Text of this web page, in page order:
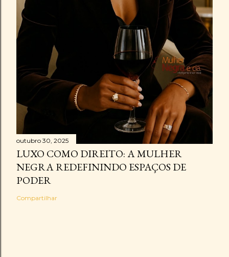
outubro 30, 2025
LUXO COMO DIREITO: A MULHER
NEGRA REDEFININDO ESPAÇOS DE
PODER
Compartilhar